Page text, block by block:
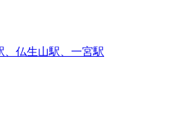
、仏生山駅、一宮駅